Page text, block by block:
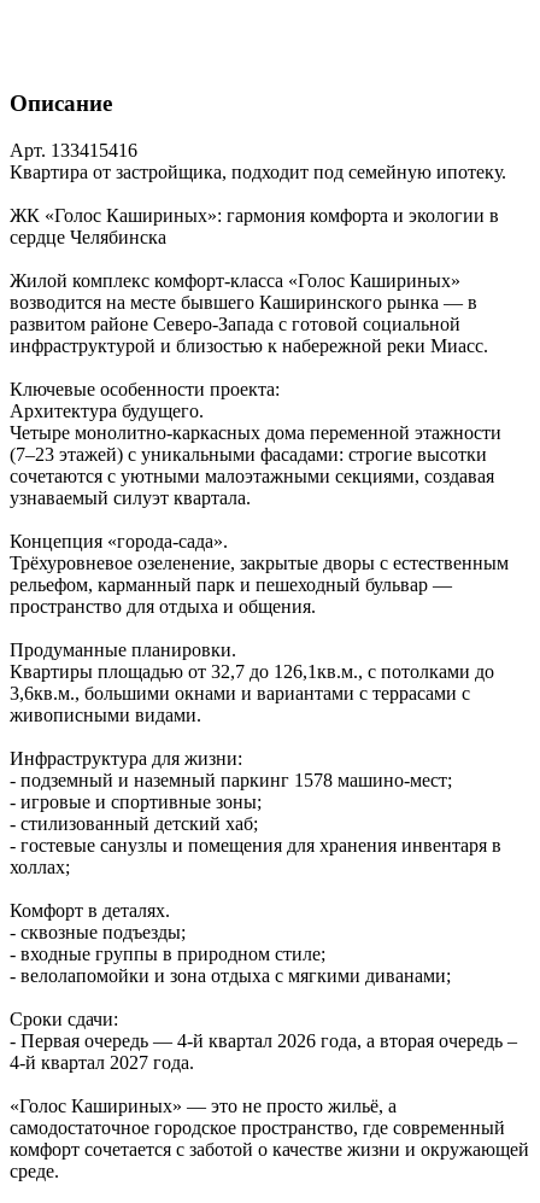
Описание
Арт. 133415416
Квартира от застройщика, подходит под семейную ипотеку.
ЖК «Голос Кашириных»: гармония комфорта и экологии в
сердце Челябинска
Жилой комплекс комфорт‑класса «Голос Кашириных»
возводится на месте бывшего Каширинского рынка — в
развитом районе Северо‑Запада с готовой социальной
инфраструктурой и близостью к набережной реки Миасс.
Ключевые особенности проекта:
Архитектура будущего.
Четыре монолитно‑каркасных дома переменной этажности
(7–23 этажей) с уникальными фасадами: строгие высотки
сочетаются с уютными малоэтажными секциями, создавая
узнаваемый силуэт квартала.
Концепция «города‑сада».
Трёхуровневое озеленение, закрытые дворы с естественным
рельефом, карманный парк и пешеходный бульвар —
пространство для отдыха и общения.
Продуманные планировки.
Квартиры площадью от 32,7 до 126,1кв.м., с потолками до
3,6кв.м., большими окнами и вариантами с террасами с
живописными видами.
Инфраструктура для жизни:
- подземный и наземный паркинг 1578 машино‑мест;
- игровые и спортивные зоны;
- стилизованный детский хаб;
- гостевые санузлы и помещения для хранения инвентаря в
холлах;
Комфорт в деталях.
- сквозные подъезды;
- входные группы в природном стиле;
- велолапомойки и зона отдыха с мягкими диванами;
Сроки сдачи:
- Первая очередь — 4‑й квартал 2026 года, а вторая очередь –
4-й квартал 2027 года.
«Голос Кашириных» — это не просто жильё, а
самодостаточное городское пространство, где современный
комфорт сочетается с заботой о качестве жизни и окружающей
среде.